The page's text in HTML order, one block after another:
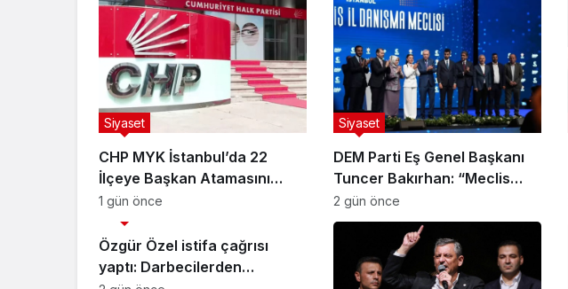
CHP MYK İstanbul’da 22
İlçeye Başkan Atamasını
Yaptı
Siyaset
1 gün önce
DEM Parti Eş Genel Başkanı
Tuncer Bakırhan: “Meclis
kapanmadan çerçeve yasa
çıkarılmalıdır”
Siyaset
2 gün önce
Özgür Özel istifa çağrısı
yaptı: Darbecilerden
Siyaset